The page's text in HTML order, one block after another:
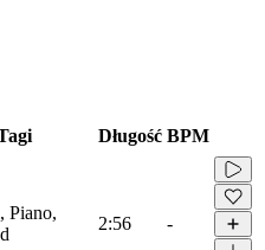
Długość BPM
Piano,
2:56 -